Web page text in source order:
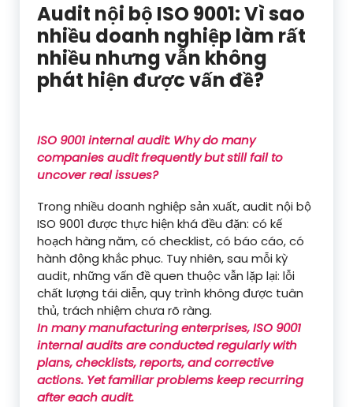
Audit nội bộ ISO 9001: Vì sao
nhiều doanh nghiệp làm rất
nhiều nhưng vẫn không
phát hiện được vấn đề?
ISO 9001 internal audit: Why do many
companies audit frequently but still fail to
uncover real issues?
Trong nhiều doanh nghiệp sản xuất, audit nội bộ
ISO 9001 được thực hiện khá đều đặn: có kế
hoạch hàng năm, có checklist, có báo cáo, có
hành động khắc phục. Tuy nhiên, sau mỗi kỳ
audit, những vấn đề quen thuộc vẫn lặp lại: lỗi
chất lượng tái diễn, quy trình không được tuân
thủ, trách nhiệm chưa rõ ràng.
In many manufacturing enterprises, ISO 9001
internal audits are conducted regularly with
plans, checklists, reports, and corrective
actions. Yet familiar problems keep recurring
after each audit.